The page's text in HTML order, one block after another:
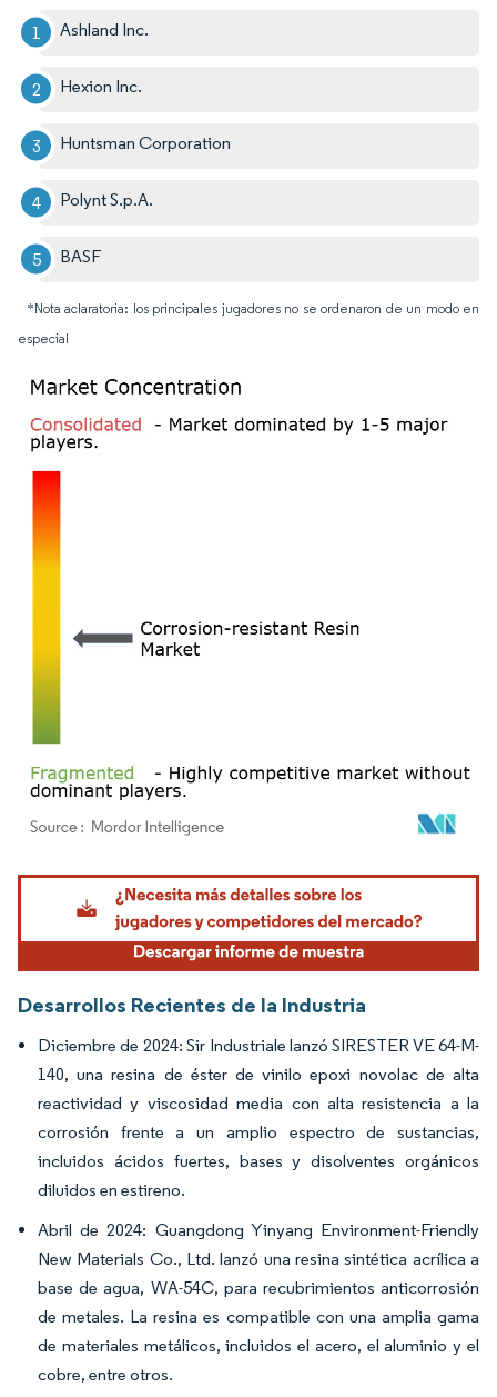
Ashland Inc.
Hexion Inc.
Huntsman Corporation
Polynt S.p.A.
BASF
*Nota aclaratoria: los principales jugadores no se ordenaron de un modo en
especial
Imagen © Mordor Intelligence. El uso requiere atribución según CC BY 4.0.
Desarrollos Recientes de la Industria
Diciembre de 2024: Sir Industriale lanzó SIRESTER VE 64-M-
140, una resina de éster de vinilo epoxi novolac de alta
reactividad y viscosidad media con alta resistencia a la
corrosión frente a un amplio espectro de sustancias,
incluidos ácidos fuertes, bases y disolventes orgánicos
diluidos en estireno.
Abril de 2024: Guangdong Yinyang Environment-Friendly
New Materials Co., Ltd. lanzó una resina sintética acrílica a
base de agua, WA-54C, para recubrimientos anticorrosión
de metales. La resina es compatible con una amplia gama
de materiales metálicos, incluidos el acero, el aluminio y el
cobre, entre otros.